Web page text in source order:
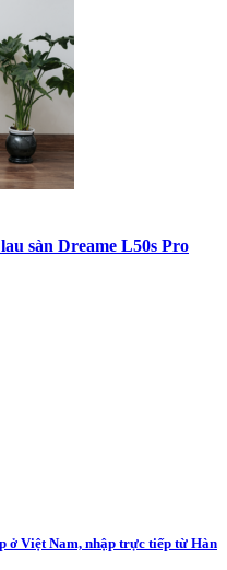
sàn Dreame L50s Pro
ở Việt Nam, nhập trực tiếp từ Hàn